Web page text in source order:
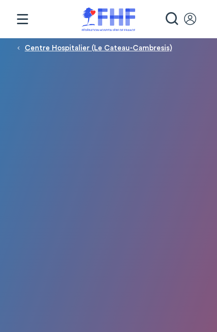
Fil d'Ariane
Centre Hospitalier (Le Cateau-Cambresis)
Panneau de gestion des cookies